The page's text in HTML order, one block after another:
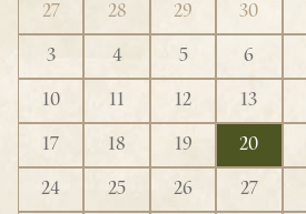
27 28 29 30
3
4 5 6
10
11 12 13
17
18 19 20
24
25 26 27